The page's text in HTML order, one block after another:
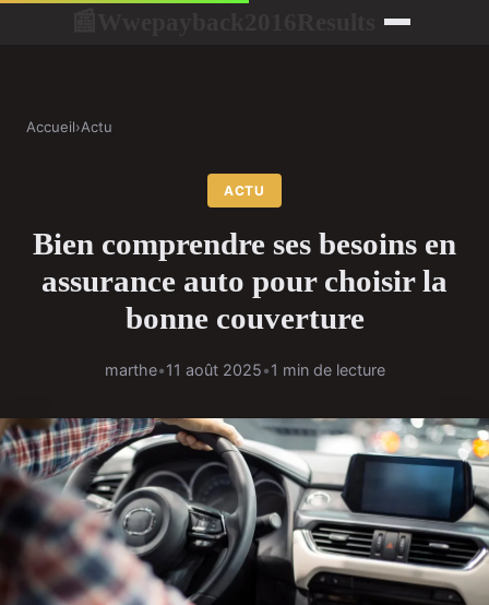
Accueil›Actu
ACTU
Bien comprendre ses besoins en
assurance auto pour choisir la
bonne couverture
marthe•11 août 2025•1 min de lecture